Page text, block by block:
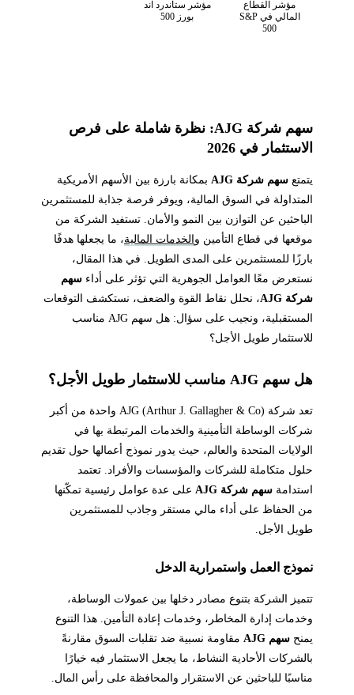
مؤشر القطاع
المالي في S&P
500
مؤشر ستاندرد آند
بورز 500
سهم شركة AJG: نظرة شاملة على فرص
الاستثمار في 2026
يتمتع سهم شركة AJG
بمكانة بارزة بين الأسهم الأمريكية
المتداولة في السوق المالية، ويوفر فرصة جذابة للمستثمرين
الباحثين عن التوازن بين النمو والأمان. تستفيد الشركة من
موقعها في قطاع التأمين والخدمات المالية، ما يجعلها هدفًا
بارزًا للمستثمرين على المدى الطويل. في هذا المقال،
نستعرض معًا العوامل الجوهرية التي تؤثر على أداء سهم
شركة AJG
، نحلل نقاط القوة والضعف، نستكشف التوقعات
المستقبلية، ونجيب على سؤال: هل سهم AJG مناسب
للاستثمار طويل الأجل؟
هل سهم AJG مناسب للاستثمار طويل الأجل؟
تعد شركة AJG (Arthur J. Gallagher & Co) واحدة من أكبر
شركات الوساطة التأمينية والخدمات المرتبطة بها في
الولايات المتحدة والعالم، حيث يدور نموذج أعمالها حول تقديم
حلول متكاملة للشركات والمؤسسات والأفراد. تعتمد
استدامة سهم شركة AJG
على عدة عوامل رئيسية تمكّنها
من الحفاظ على أداء مالي مستقر وجاذب للمستثمرين
طويل الأجل.
نموذج العمل واستمرارية الدخل
تتميز الشركة بتنوع مصادر دخلها بين عمولات الوساطة،
وخدمات إدارة المخاطر، وخدمات إعادة التأمين. هذا التنوع
يمنح سهم AJG
مقاومة نسبية ضد تقلبات السوق مقارنةً
بالشركات الأحادية النشاط، ما يجعل الاستثمار فيه خيارًا
مناسبًا للباحثين عن الاستقرار والمحافظة على رأس المال.